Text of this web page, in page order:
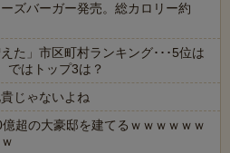
ズバーガー発売。総カロリー約
た」市区町村ランキング･･･5位は
ではトップ3は？
じゃないよね
超の大豪邸を建てるｗｗｗｗｗｗ